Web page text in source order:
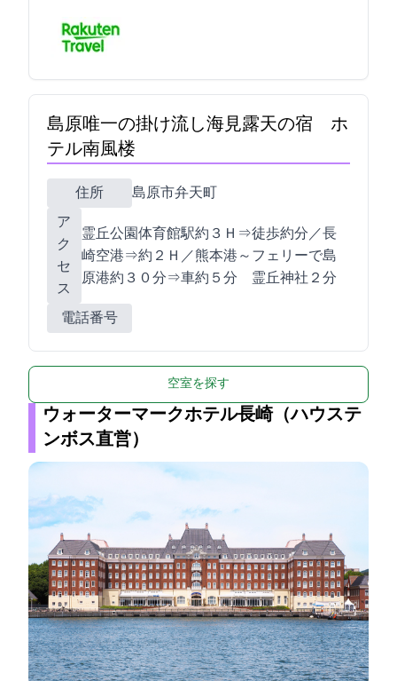
島原唯一の掛け流し海見露天の宿 ホ
テル南風楼
住所
島原市弁天町2-7331-1
ア
ク
セ
ス
霊丘公園体育館駅約３Ｈ⇒徒歩約5分／長
崎空港⇒約２Ｈ／熊本港～フェリーで島
原港約３０分⇒車約５分 霊丘神社２分
電話番号
空室を探す
ウォーターマークホテル長崎（ハウステ
ンボス直営）